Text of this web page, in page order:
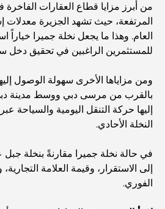
مطاعم دبي الحائزة على نجمة
الطعام
استكشاف مطاعم جميرا جولف
Where Tradition Meets
Global Competition
المقاهي في نخلة جميرا: دليل
الحياة في الجزيرة
من أبرز مزايا قطاع العقارات الفاخرة
المرتفعة، حيث تشهد الجزيرة معدلات
العام. وهذا ما يجعل نخلة جميرا خياراً
للمستثمرين الراغبين في تحقيق دخل
ومن مزاياها الأخرى سهولة الوصول
بالقرب من مرسى دبي ووسط مدينة
إليها حركة التنقل اليومية والسياحة
النخلة الأحادي.
في حالة نخلة جميرا مقارنةً بنخلة جبل
إلى الاستقرار، وقيمة العلامة
الفوري.